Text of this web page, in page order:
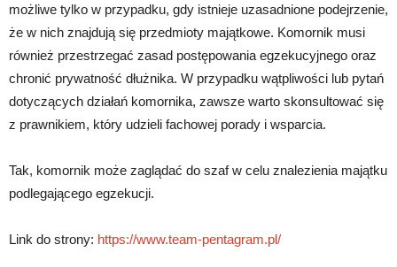
możliwe tylko w przypadku, gdy istnieje uzasadnione podejrzenie,
że w nich znajdują się przedmioty majątkowe. Komornik musi
również przestrzegać zasad postępowania egzekucyjnego oraz
chronić prywatność dłużnika. W przypadku wątpliwości lub pytań
dotyczących działań komornika, zawsze warto skonsultować się
z prawnikiem, który udzieli fachowej porady i wsparcia.
Tak, komornik może zaglądać do szaf w celu znalezienia majątku
podlegającego egzekucji.
Link do strony: https://www.team-pentagram.pl/